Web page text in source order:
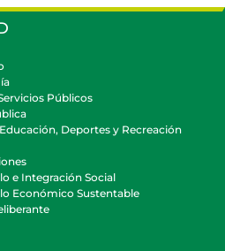
Públicos
Deportes y Recreación
e Integración Social
Económico Sustentable